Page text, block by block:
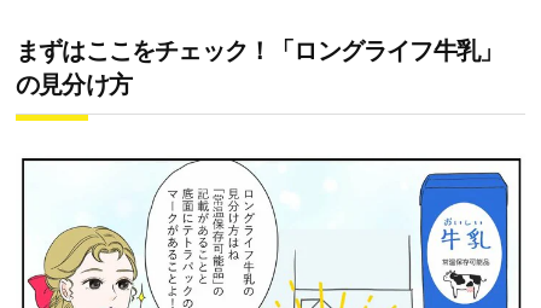
まずはここをチェック！「ロングライフ牛乳」
の見分け方